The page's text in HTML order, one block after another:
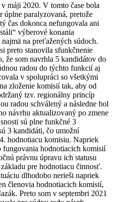
máji 2020. V tomto čase bola
úplne paralyzovaná, pretože
čas dokonca nefungovala ani
výberové konania
na preťažených súdoch.
preto stanovila sfunkčnenie
že som navrhla 5 kandidátov do
radou do týchto funkcií aj
v spolupráci so všetkými
zloženie komisií tak, aby od
tzv. regionálny princíp
radou schválený a následne bol
návrhu aktualizovaný po zmene
sú plne funkčné 3
3 kandidáti, čo umožní
hodnotiacu komisiu. Napriek
hodnotiacich komisií
právnu úpravu ich statusu
pre hodnotiacu činnosť.
dlhodobo nerieši napriek
členovia hodnotiacich komisií,
Preto som v septembri 2021